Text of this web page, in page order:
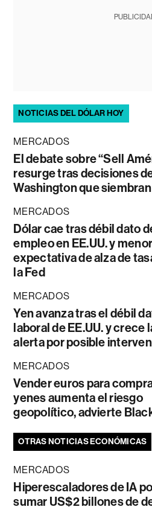
NOTICIAS DEL DÓLAR HOY
MERCADOS
El debate sobre “Sell
resurge tras decisiones
Washington que
MERCADOS
Dólar cae tras débil dato
empleo en EE.UU. y menor
expectativa de alza de
la Fed
MERCADOS
Yen avanza tras el débil
laboral de EE.UU. y crece
alerta por posible
MERCADOS
Vender euros para
yenes aumenta el riesgo
geopolítico, advierte
OTRAS NOTICIAS ECONÓMICAS
MERCADOS
Hiperescaladores de IA
sumar US$2 billones de